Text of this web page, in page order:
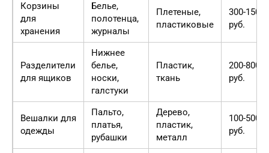
Корзины
для
хранения
Белье,
полотенца,
журналы
Плетеные,
пластиковые
300-1500
руб.
Разделители
для ящиков
Нижнее
белье,
носки,
галстуки
Пластик,
ткань
200-800
руб.
Вешалки для
одежды
Пальто,
платья,
рубашки
Дерево,
пластик,
металл
100-500
руб.